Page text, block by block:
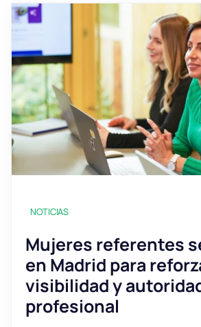
NOTICIAS
Mujeres referentes
en Madrid para
visibilidad y
profesional